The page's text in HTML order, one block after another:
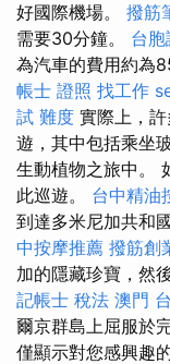
好國際機場。 撥筋
需要30分鐘。 台胞
為汽車的費用約為
帳士 證照 找工作
試 難度 實際上，
遊，其中包括乘坐
生動植物之旅中。
此巡遊。 台中精油
到達多米尼加共和
中按摩推薦 撥筋創
加的隱藏珍寶，然
記帳士 稅法 澳門
爾京群島上屈服於
僅顯示對您感興趣